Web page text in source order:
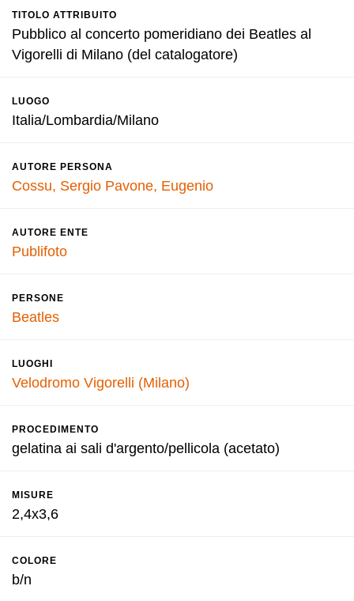
TITOLO ATTRIBUITO
Pubblico al concerto pomeridiano dei Beatles al
Vigorelli di Milano (del catalogatore)
LUOGO
Italia/Lombardia/Milano
AUTORE PERSONA
Cossu, Sergio Pavone, Eugenio
AUTORE ENTE
Publifoto
PERSONE
Beatles
LUOGHI
Velodromo Vigorelli (Milano)
PROCEDIMENTO
gelatina ai sali d'argento/pellicola (acetato)
MISURE
2,4x3,6
COLORE
b/n